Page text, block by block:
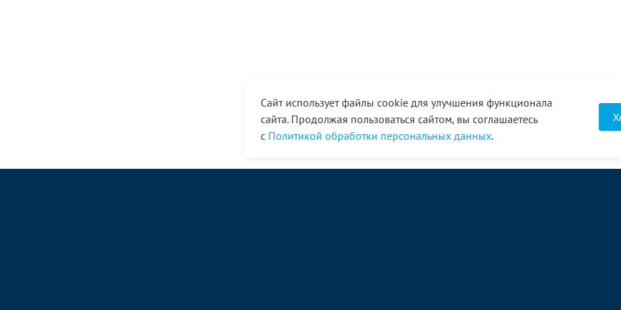
Сайт использует файлы cookie для улучшения функционала
сайта. Продолжая пользоваться сайтом, вы соглашаетесь
с Политикой обработки персональных данных.